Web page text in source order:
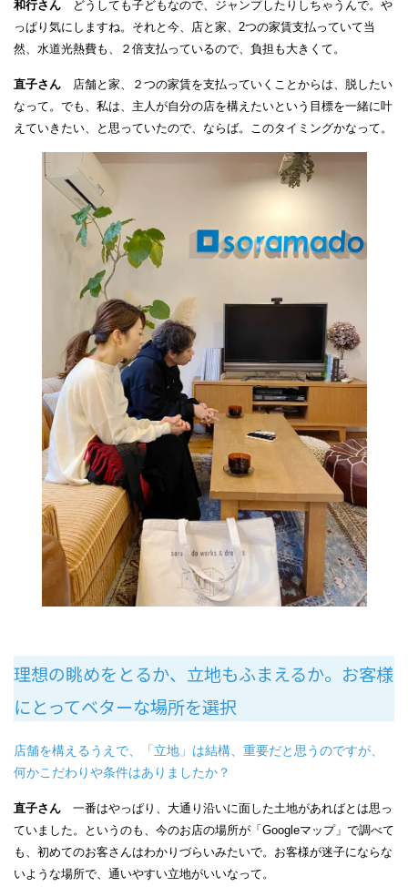
和行さん
どうしても子どもなので、ジャンプしたりしちゃうんで。や
っぱり気にしますね。それと今、店と家、2つの家賃支払っていて当
然、水道光熱費も、２倍支払っているので、負担も大きくて。
直子さん 店舗と家、２つの家賃を支払っていくことからは、脱したい
なって。でも、私は、主人が自分の店を構えたいという目標を一緒に叶
えていきたい、と思っていたので、ならば。このタイミングかなって。
理想の眺めをとるか、立地もふまえるか。お客様
にとってベターな場所を選択
店舗を構えるうえで、「立地」は結構、重要だと思うのですが、
何かこだわりや条件はありましたか？
直子さん
一番はやっぱり、大通り沿いに面した土地があればとは思っ
ていました。というのも、今のお店の場所が「Googleマップ」で調べて
も、初めてのお客さんはわかりづらいみたいで。お客様が迷子にならな
いような場所で、通いやすい立地がいいなって。